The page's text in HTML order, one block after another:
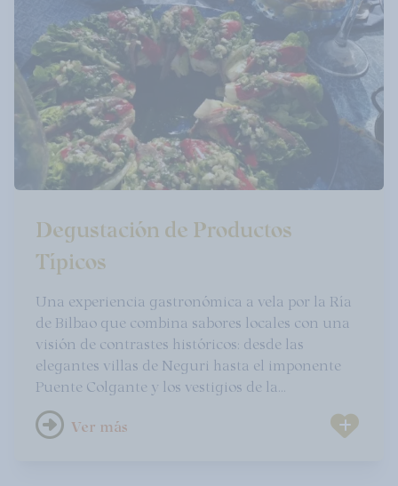
Degustación de Productos
Típicos
Una experiencia gastronómica a vela por la Ría
de Bilbao que combina sabores locales con una
visión de contrastes históricos: desde las
elegantes villas de Neguri hasta el imponente
Puente Colgante y los vestigios de la
arquitectura industrial —astilleros, antiguas
factorías y muelles— que narran el pasado
Ver más